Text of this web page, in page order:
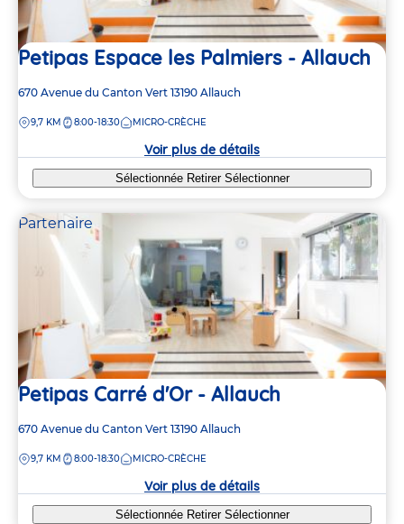
Petipas Espace les Palmiers - Allauch
Adresse
la
670 Avenue du Canton Vert 13190 Allauch
DISTANCE
9,7 KM 8:00-18:30 MICRO-CRÈCHE
Voir plus de détails
Sélectionnée Retirer Sélectionner
Partenaire
Petipas Carré d'Or - Allauch
Adresse
la
670 Avenue du Canton Vert 13190 Allauch
DISTANCE
9,7 KM 8:00-18:30 MICRO-CRÈCHE
Voir plus de détails
Sélectionnée Retirer Sélectionner